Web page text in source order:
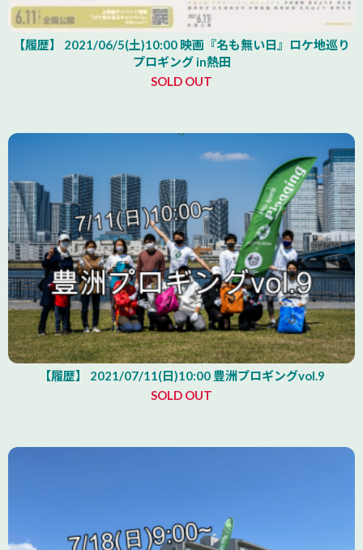
【履歴】 2021/06/5(土)10:00 映画『名も無い日』ロケ地巡り
プロギング in熱田
SOLD OUT
【履歴】 2021/07/11(日)10:00 豊洲プロギングvol.9
SOLD OUT